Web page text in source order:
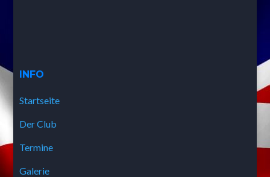
INFO
Startseite
Der Club
Termine
Galerie